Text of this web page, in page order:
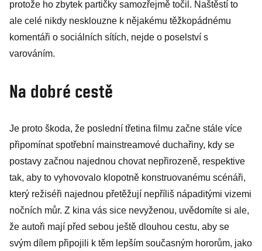
protože ho zbytek partičky samozřejmě točil. Naštěstí to
ale celé nikdy nesklouzne k nějakému těžkopádnému
komentáři o sociálních sítích, nejde o poselství s
varováním.
Na dobré cestě
Je proto škoda, že poslední třetina filmu začne stále více
připomínat spotřební mainstreamové duchařiny, kdy se
postavy začnou najednou chovat nepřirozeně, respektive
tak, aby to vyhovovalo klopotně konstruovanému scénáři,
který režiséři najednou přetěžují nepříliš nápaditými vizemi
nočních můr. Z kina vás sice nevyženou, uvědomíte si ale,
že autoři mají před sebou ještě dlouhou cestu, aby se
svým dílem připojili k těm lepším současným hororům, jako